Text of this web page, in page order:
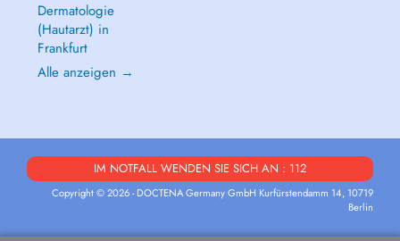
Dermatologie
(Hautarzt) in
Frankfurt
Alle anzeigen →
IM NOTFALL WENDEN SIE SICH AN : 112
Copyright © 2026 - DOCTENA Germany GmbH Kurfürstendamm 14, 10719
Berlin